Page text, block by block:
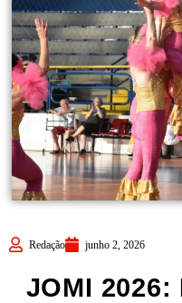
Redação junho 2, 2026
JOMI